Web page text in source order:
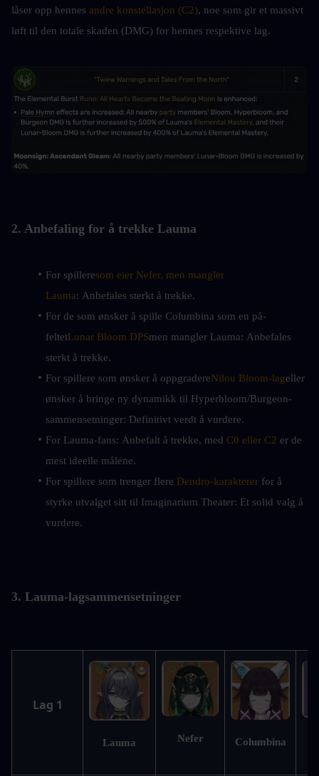
låser opp hennes andre konstellasjon (C2), noe som gir et massivt
løft til den totale skaden (DMG) for hennes respektive lag.
2. Anbefaling for å trekke Lauma
For spilleresom eier Nefer, men mangler
Lauma: Anbefales sterkt å trekke.
For de som ønsker å spille Columbina som en på-
feltetLunar Bloom DPSmen mangler Lauma: Anbefales
sterkt å trekke.
For spillere som ønsker å oppgradereNilou Bloom-lageller
ønsker å bringe ny dynamikk til Hyperbloom/Burgeon-
sammensetninger: Definitivt verdt å vurdere.
For Lauma-fans: Anbefalt å trekke, med C0 eller C2 er de
mest ideelle målene.
For spillere som trenger flere Dendro-karakterer for å
styrke utvalget sitt til Imaginarium Theater: Et solid valg å
vurdere.
3. Lauma-lagsammensetninger
Lag 1
Lauma Nefer Columbina